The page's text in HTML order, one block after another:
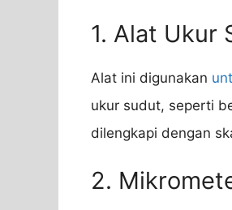
1. Alat Ukur
Alat ini digunakan
ukur sudut, seperti
dilengkapi dengan
2.